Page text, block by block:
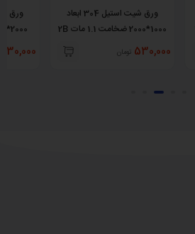
ورق شیت استیل 304 ابعاد
1000*2000 ضخامت 1.1 مات 2B
530,000 تومان